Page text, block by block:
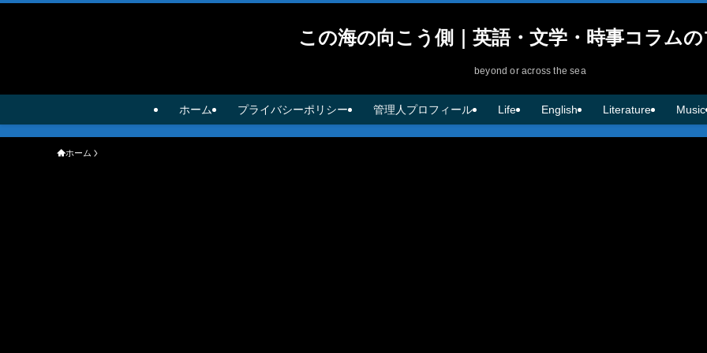
この海の向こう側｜英語・文学・時事コラム
beyond or across the sea
ホーム プライバシーポリシー 管理人プロフィール Life English Literature Music
ホーム